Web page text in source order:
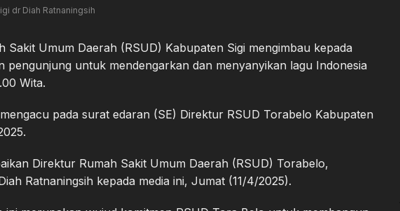
dr Diah Ratnaningsih
Sakit Umum Daerah (RSUD) Kabupaten Sigi mengimbau kepada
pengunjung untuk mendengarkan dan menyanyikan lagu Indonesia
Wita.
pada surat edaran (SE) Direktur RSUD Torabelo Kabupaten
Direktur Rumah Sakit Umum Daerah (RSUD) Torabelo,
Ratnaningsih kepada media ini, Jumat (11/4/2025).